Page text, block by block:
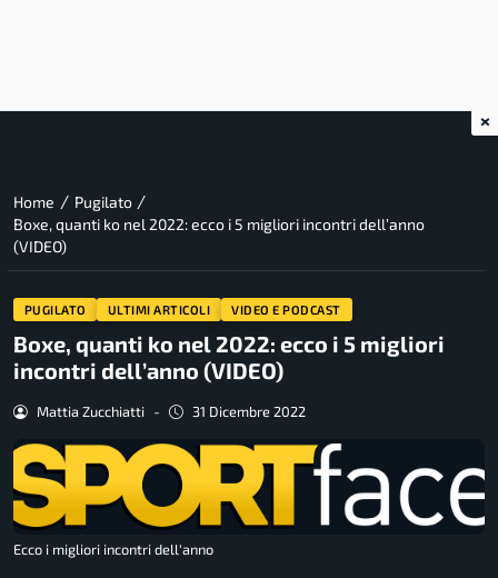
Home / Pugilato /
Boxe, quanti ko nel 2022: ecco i 5 migliori incontri dell’anno
(VIDEO)
PUGILATO ULTIMI ARTICOLI VIDEO E PODCAST
Boxe, quanti ko nel 2022: ecco i 5 migliori
incontri dell’anno (VIDEO)
Mattia Zucchiatti - 31 Dicembre 2022
Ecco i migliori incontri dell'anno
×